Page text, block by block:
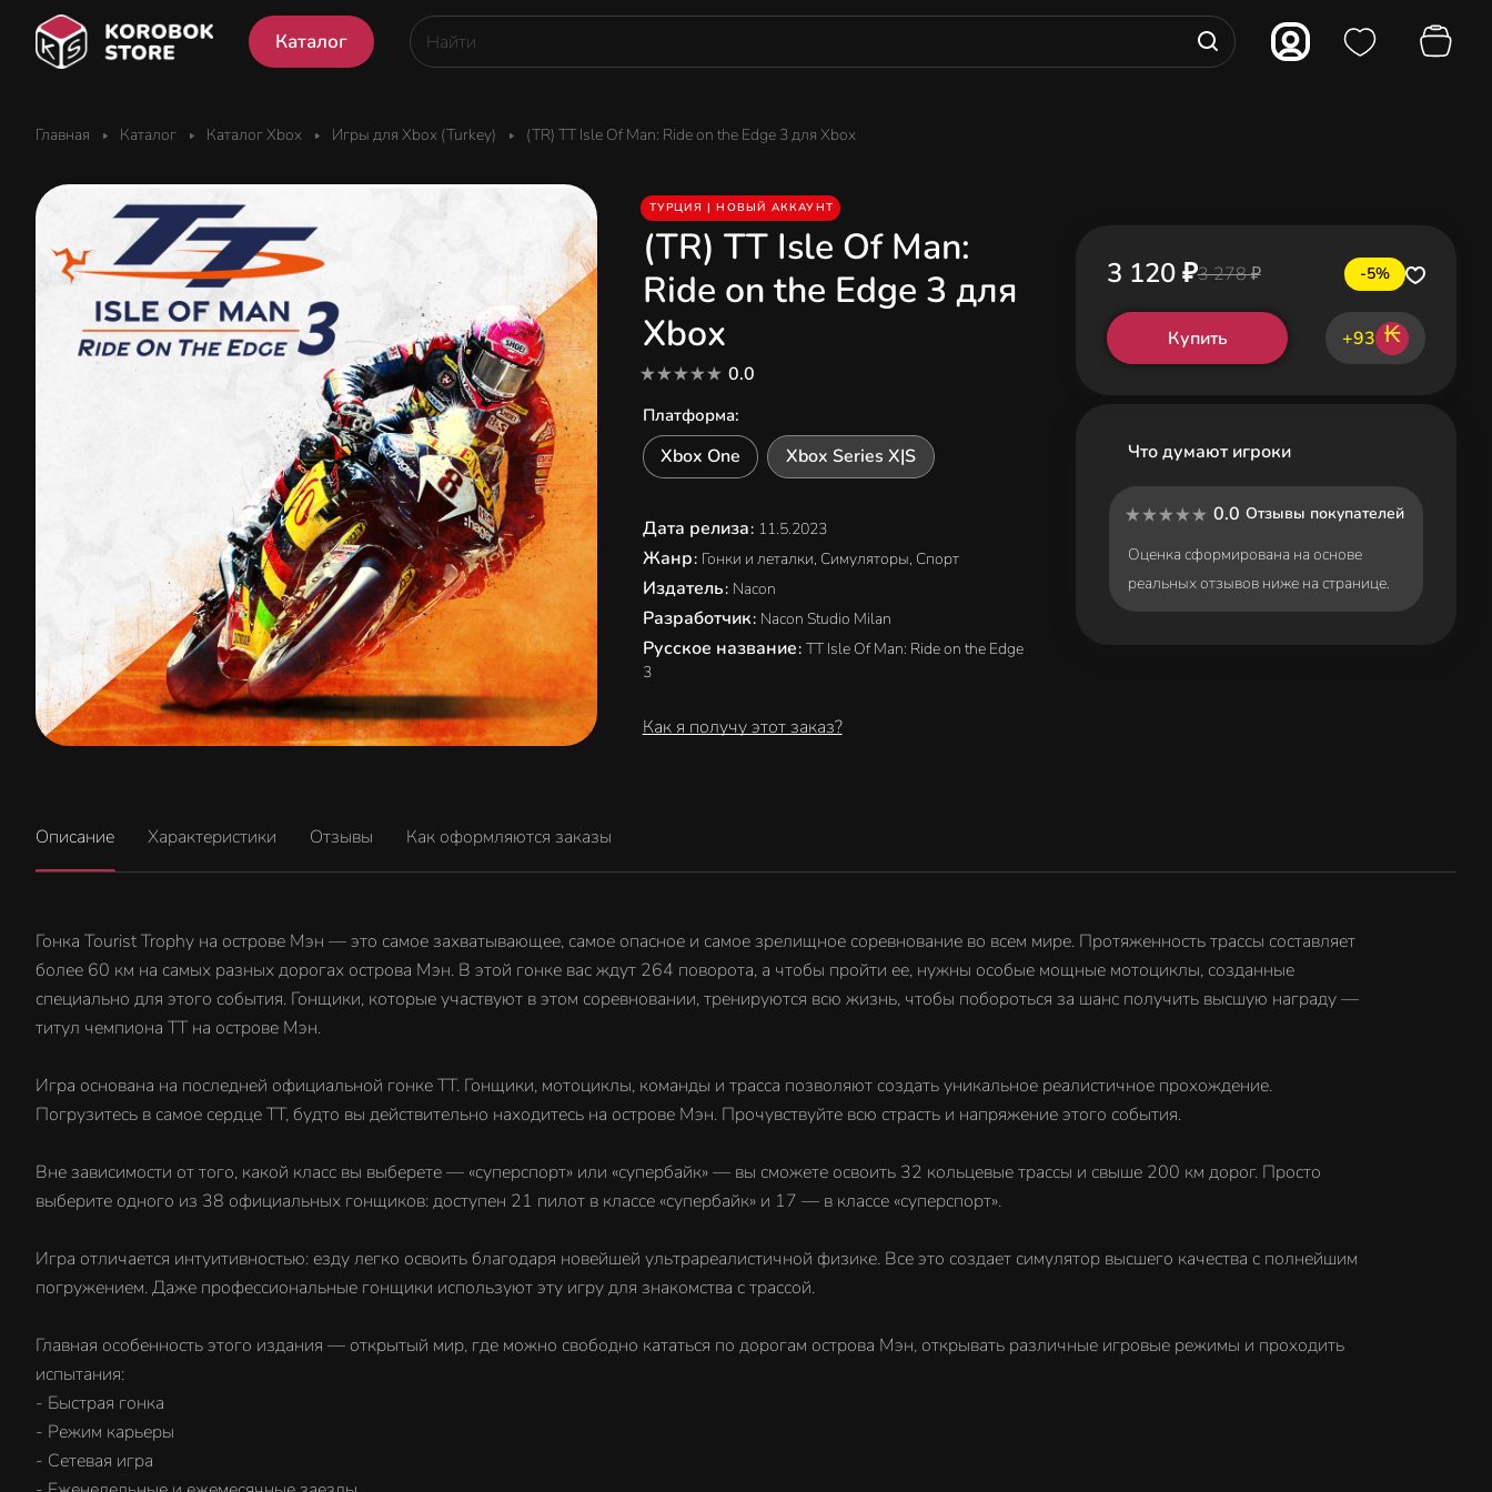
Каталог
Главная Каталог Каталог Xbox Игры для Xbox (Turkey) (TR) TT Isle Of Man: Ride on the Edge 3 для Xbox
ТУРЦИЯ | НОВЫЙ АККАУНТ
(TR) TT Isle Of Man:
Ride on the Edge 3 для
Xbox
0.0
Платформа:
Xbox One Xbox Series X|S
Дата релиза: 11.5.2023
Жанр: Гонки и леталки, Симуляторы, Спорт
Издатель: Nacon
Разработчик: Nacon Studio Milan
Русское название: TT Isle Of Man: Ride on the Edge
3
Как я получу этот заказ?
3 120 ₽3 278 ₽ -5%
Купить +93 ₭
Что думают игроки
0.0 Отзывы покупателей
Оценка сформирована на основе
реальных отзывов ниже на странице.
Описание Характеристики Отзывы Как оформляются заказы
Гонка Tourist Trophy на острове Мэн — это самое захватывающее, самое опасное и самое зрелищное соревнование во всем мире. Протяженность трассы составляет
более 60 км на самых разных дорогах острова Мэн. В этой гонке вас ждут 264 поворота, а чтобы пройти ее, нужны особые мощные мотоциклы, созданные
специально для этого события. Гонщики, которые участвуют в этом соревновании, тренируются всю жизнь, чтобы побороться за шанс получить высшую награду —
титул чемпиона ТТ на острове Мэн.
Игра основана на последней официальной гонке ТТ. Гонщики, мотоциклы, команды и трасса позволяют создать уникальное реалистичное прохождение.
Погрузитесь в самое сердце ТТ, будто вы действительно находитесь на острове Мэн. Прочувствуйте всю страсть и напряжение этого события.
Вне зависимости от того, какой класс вы выберете — «суперспорт» или «супербайк» — вы сможете освоить 32 кольцевые трассы и свыше 200 км дорог. Просто
выберите одного из 38 официальных гонщиков: доступен 21 пилот в классе «супербайк» и 17 — в классе «суперспорт».
Игра отличается интуитивностью: езду легко освоить благодаря новейшей ультрареалистичной физике. Все это создает симулятор высшего качества с полнейшим
погружением. Даже профессиональные гонщики используют эту игру для знакомства с трассой.
Главная особенность этого издания — открытый мир, где можно свободно кататься по дорогам острова Мэн, открывать различные игровые режимы и проходить
испытания:
- Быстрая гонка
- Режим карьеры
- Сетевая игра